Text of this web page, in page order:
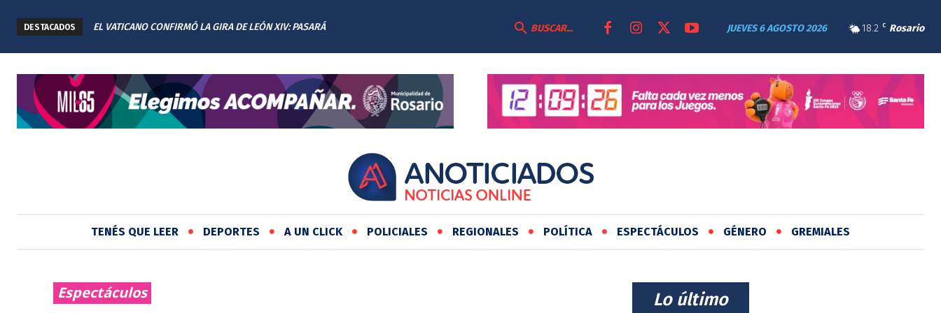
DESTACADOS
EL VATICANO CONFIRMÓ LA GIRA DE LEÓN XIV: PASARÁ
SAN JERÓNIMO SUD INICIÓ LA RENOVACIÓN INTEGRAL DE LA
18.2 C Rosario
JUEVES 6 AGOSTO 2026
BUSCAR...
TENÉS QUE LEER DEPORTES A UN CLICK POLICIALES REGIONALES POLÍTICA ESPECTÁCULOS GÉNERO GREMIALES
Espectáculos ⠀Lo último⠀